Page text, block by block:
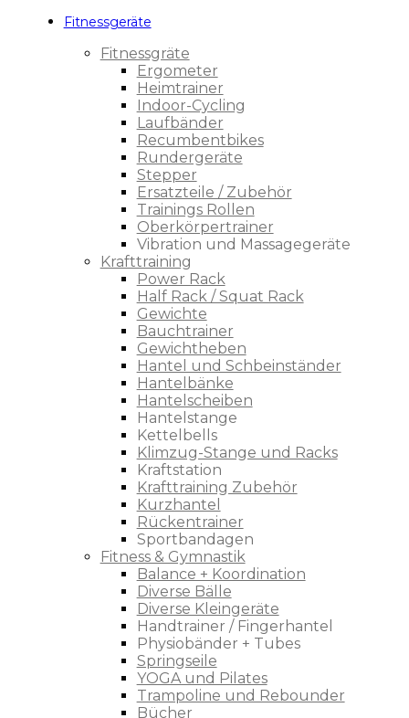
Fitnessgeräte
Fitnessgräte
Ergometer
Heimtrainer
Indoor-Cycling
Laufbänder
Recumbentbikes
Rundergeräte
Stepper
Ersatzteile / Zubehör
Trainings Rollen
Oberkörpertrainer
Vibration und Massagegeräte
Krafttraining
Power Rack
Half Rack / Squat Rack
Gewichte
Bauchtrainer
Gewichtheben
Hantel und Schbeinständer
Hantelbänke
Hantelscheiben
Hantelstange
Kettelbells
Klimzug-Stange und Racks
Kraftstation
Krafttraining Zubehör
Kurzhantel
Rückentrainer
Sportbandagen
Fitness & Gymnastik
Balance + Koordination
Diverse Bälle
Diverse Kleingeräte
Handtrainer / Fingerhantel
Physiobänder + Tubes
Springseile
YOGA und Pilates
Trampoline und Rebounder
Bücher